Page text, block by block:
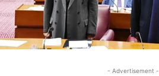
- Advertisement -